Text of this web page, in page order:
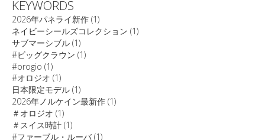
KEYWORDS
2026年パネライ新作 (1)
ネイビーシールズコレクション (1)
サブマーシブル (1)
#ビッグクラウン (1)
#orogio (1)
#オロジオ (1)
日本限定モデル (1)
2026年ノルケイン最新作 (1)
＃オロジオ (1)
＃スイス時計 (1)
#ファーブル・ルーバ(1)